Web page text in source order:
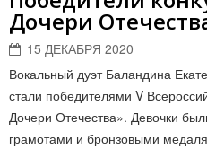
Дочери
15 ДЕКАБРЯ 2020
Вокальный дуэт Баландина
стали победителями V
Дочери Отечества». Девочки
грамотами и бронзовыми